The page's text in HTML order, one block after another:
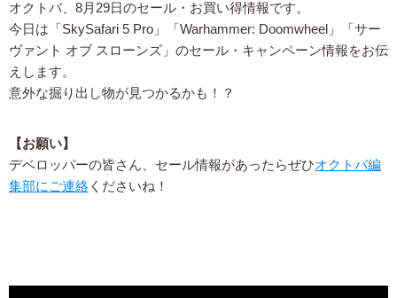
オクトバ、8月29日のセール・お買い得情報です。
今日は「SkySafari 5 Pro」「Warhammer: Doomwheel」「サー
ヴァント オブ スローンズ」のセール・キャンペーン情報をお伝
えします。
意外な掘り出し物が見つかるかも！？
【お願い】
デベロッパーの皆さん、セール情報があったらぜひオクトバ編
集部にご連絡 くださいね！